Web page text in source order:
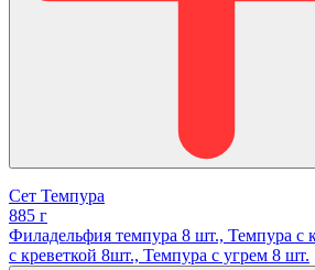
Сет Темпура
885 г
Филадельфия темпура 8 шт., Темпура с
с креветкой 8шт., Темпура с угрем 8 шт.